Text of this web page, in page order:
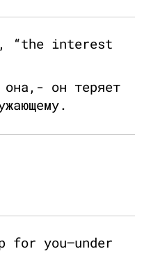
“the interest
она,- он теряет
for you—under